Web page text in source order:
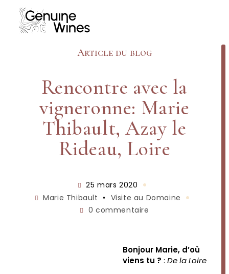
content
Article du blog
Rencontre avec la
vigneronne: Marie
Thibault, Azay le
Rideau, Loire
Publication
publiée :
25 mars 2020
PostMarie Thibault • Visite au Domaine
Commentaires
0 commentaire
Bonjour Marie, d’où
viens tu ? : De la Loire